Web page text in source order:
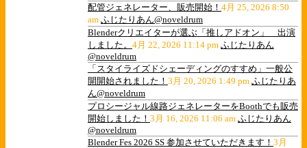
配管ジェネレーター、販売開始！ 4月 25, 2026 8:50
am ふじたりあん@noveldrum
Blenderクリエイターが選ぶ「推しアドオン」 出演
しました。 4月 22, 2026 11:14 pm ふじたりあん
@noveldrum
「スタイライズドシェーディングのすすめ」一般公
開開始されました！ 3月 20, 2026 1:49 pm ふじたりあ
ん@noveldrum
プロシージャル線路ジェネレーターをBoothでも販売
開始しました！ 3月 16, 2026 11:06 am ふじたりあん
@noveldrum
Blender Fes 2026 SS 参加させていただきます！ 3月